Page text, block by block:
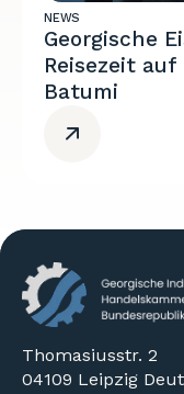
NEWS
Georgische
Reisezeit
Batumi
Thomasiusstr. 2
04109 Leipzig